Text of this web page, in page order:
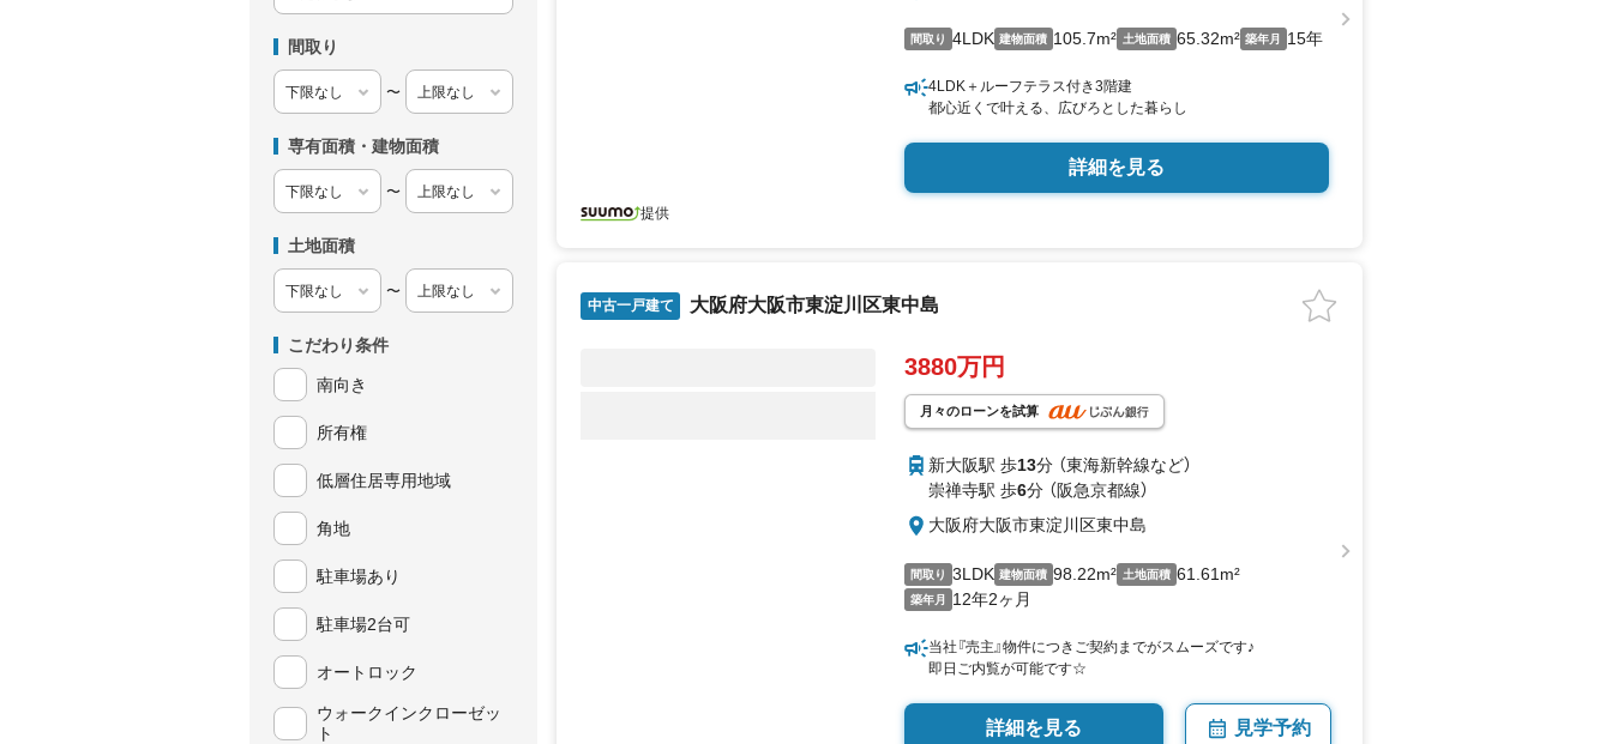
間取り
〜
専有面積・建物面積
〜
土地面積
〜
こだわり条件
南向き
所有権
低層住居専用地域
角地
駐車場あり
駐車場2台可
オートロック
ウォークインクローゼッ
ト
間取り 4LDK 建物面積 105.7m² 土地面積 65.32m² 築年月 15年
4LDK＋ルーフテラス付き3階建
都心近くで叶える、広びろとした暮らし
詳細を見る
提供
中古一戸建て 大阪府大阪市東淀川区東中島
3880万円
月々のローンを試算
新大阪駅 歩13分 （東海新幹線など）
崇禅寺駅 歩6分 （阪急京都線）
大阪府大阪市東淀川区東中島
間取り 3LDK 建物面積 98.22m² 土地面積 61.61m²
築年月 12年2ヶ月
当社『売主』物件につきご契約までがスムーズです♪
即日ご内覧が可能です☆
詳細を見る 見学予約